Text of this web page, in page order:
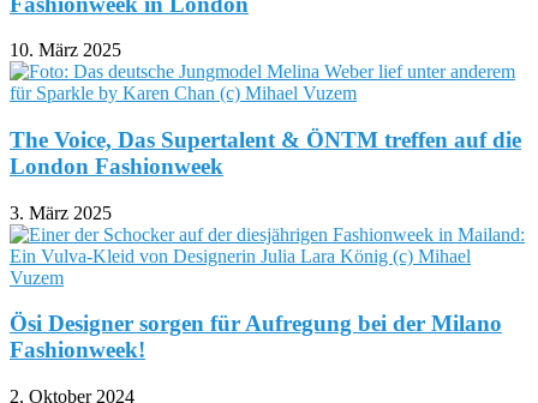
10. März 2025
The Voice, Das Supertalent & ÖNTM treffen auf die
London Fashionweek
3. März 2025
Ösi Designer sorgen für Aufregung bei der Milano
Fashionweek!
2. Oktober 2024